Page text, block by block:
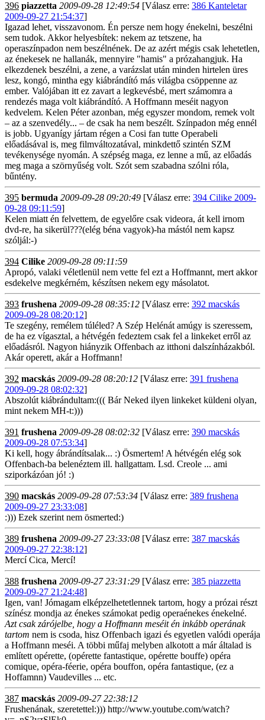
396 piazzetta 2009-09-28 12:49:54 [Válasz erre: 386 Kanteletar
2009-09-27 21:54:37]
Igazad lehet, visszavonom. Én persze nem hogy énekelni, beszélni
sem tudok. Akkor helyesbítek: nekem az tetszene, ha
operaszínpadon nem beszélnének. De az azért mégis csak lehetetlen,
az énekesek ne hallanák, mennyire "hamis" a prózahangjuk. Ha
elkezdenek beszélni, a zene, a varázslat után minden hirtelen üres
lesz, kongó, mintha egy kiábrándító más világba csöppenne az
ember. Valójában itt ez zavart a legkevésbé, mert számomra a
rendezés maga volt kiábrándító. A Hoffmann meséit nagyon
kedvelem. Kelen Péter azonban, még egyszer mondom, remek volt
– az a szenvedély... – de csak ha nem beszélt. Színpadon még ennél
is jobb. Ugyanígy jártam régen a Cosi fan tutte Operabeli
előadásával is, meg filmváltozatával, minkdettő szintén SZM
tevékenysége nyomán. A szépség maga, ez lenne a mű, az előadás
meg maga a szörnyűség volt. Szót sem szabadna szólni róla,
bűntény.
395 bermuda 2009-09-28 09:20:49 [Válasz erre: 394 Cilike 2009-
09-28 09:11:59]
Kelen miatt én felvettem, de egyelőre csak videora, át kell irnom
dvd-re, ha sikerül???(elég béna vagyok)-ha mástól nem kapsz
szóljál:-)
394 Cilike 2009-09-28 09:11:59
Apropó, valaki véletlenül nem vette fel ezt a Hoffmannt, mert akkor
esdekelve megkérném, készítsen nekem egy másolatot.
393 frushena 2009-09-28 08:35:12 [Válasz erre: 392 macskás
2009-09-28 08:20:12]
Te szegény, remélem túléled? A Szép Helénát amúgy is szeressem,
de ha ez vígasztal, a hétvégén fedeztem csak fel a linkeket erről az
előadásról. Nagyon hiányzik Offenbach az itthoni dalszínházakból.
Akár operett, akár a Hoffmann!
392 macskás 2009-09-28 08:20:12 [Válasz erre: 391 frushena
2009-09-28 08:02:32]
Abszolút kiábrándultam:((( Bár Neked ilyen linkeket küldeni olyan,
mint nekem MH-t:)))
391 frushena 2009-09-28 08:02:32 [Válasz erre: 390 macskás
2009-09-28 07:53:34]
Ki kell, hogy ábrándítsalak... :) Ösmertem! A hétvégén elég sok
Offenbach-ba belenéztem ill. hallgattam. Lsd. Creole ... ami
sziporkázóan jó! :)
390 macskás 2009-09-28 07:53:34 [Válasz erre: 389 frushena
2009-09-27 23:33:08]
:))) Ezek szerint nem ösmerted:)
389 frushena 2009-09-27 23:33:08 [Válasz erre: 387 macskás
2009-09-27 22:38:12]
Mercí Cica, Mercí!
388 frushena 2009-09-27 23:31:29 [Válasz erre: 385 piazzetta
2009-09-27 21:24:48]
Igen, van! Jómagam elképzelhetetlennek tartom, hogy a prózai részt
színész mondja az énekes számokat pedig operaénekes énekelné.
Azt csak zárójelbe, hogy a Hoffmann meséit én inkább operának
tartom nem is csoda, hisz Offenbach igazi és egyetlen valódi operája
a Hoffmann meséi. A többi műfaj melyben alkotott a már általad is
említett opérette, (opérette fantastique, opérette bouffe) opéra
comique, opéra-féerie, opéra bouffon, opéra fantastique, (ez a
Hoffamnn) Vaudevilles ... etc.
387 macskás 2009-09-27 22:38:12
Frushenának, szeretettel:))) http://www.youtube.com/watch?